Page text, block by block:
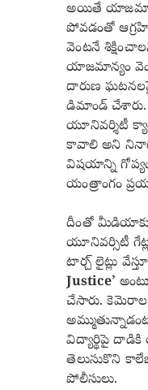
అయితే
పోవడంతో
వెంటనే
యాజమాన్యం
దారుణ
డిమాండ్ చేశారు.
యూనివర్శిటీ
కావాలి అని
విషయాన్ని
యంత్రాంగం
దీంతో
యూనివర్సిటీ
టార్చ్ లైట్లు
Justice’
చేసారు.
విద్యార్థిపై
తెలుసుకొని
పోలీసులు.